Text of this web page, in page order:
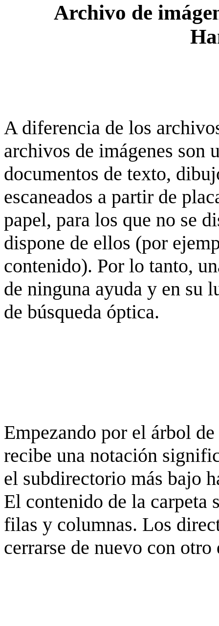
Archivo de
A diferencia de los
archivos de imágenes son
documentos de texto,
escaneados a partir de
papel, para los que no se
dispone de ellos (por
contenido). Por lo tanto,
de ninguna ayuda y en su
de búsqueda óptica.
Empezando por el árbol
recibe una notación
el subdirectorio más bajo
El contenido de la carpeta
filas y columnas. Los
cerrarse de nuevo con